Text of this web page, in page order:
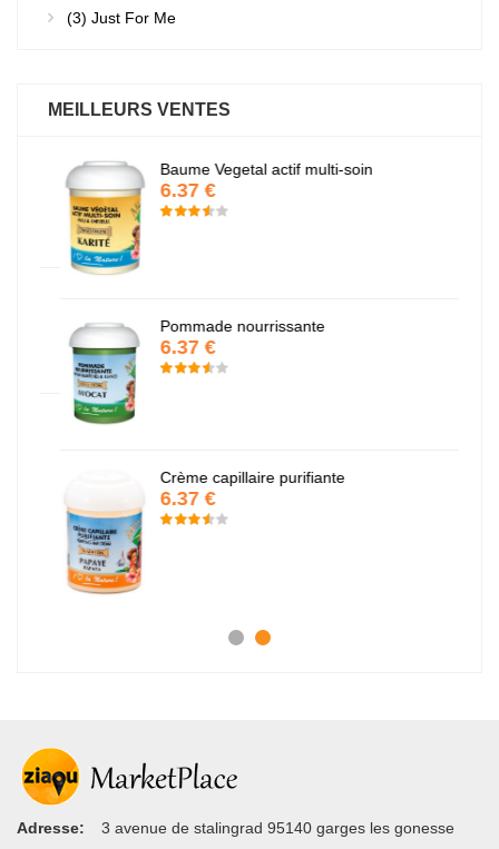
(3) Just For Me
MEILLEURS VENTES
Baume Vegetal actif multi-soin
6.37 €
Pommade nourrissante
6.37 €
Crème capillaire purifiante
6.37 €
Adresse:
3 avenue de stalingrad 95140 garges les gonesse